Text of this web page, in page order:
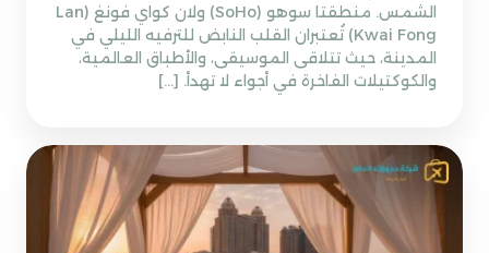
الشمس. منطقتا سوهو (SoHo) ولان كواي فونغ (Lan
Kwai Fong) تُعتبران القلب النابض للترفيه الليلي في
المدينة، حيث تتلاقى الموسيقى، والأطباق العالمية،
والكوكتيلات الفاخرة في أجواء لا تهدأ. […]